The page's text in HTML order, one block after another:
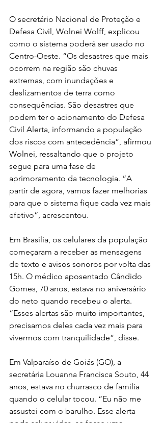
O secretário Nacional de Proteção e
Defesa Civil, Wolnei Wolff, explicou
como o sistema poderá ser usado no
Centro-Oeste. “Os desastres que mais
ocorrem na região são chuvas
extremas, com inundações e
deslizamentos de terra como
consequências. São desastres que
podem ter o acionamento do Defesa
Civil Alerta, informando a população
dos riscos com antecedência”, afirmou
Wolnei, ressaltando que o projeto
segue para uma fase de
aprimoramento da tecnologia. “A
partir de agora, vamos fazer melhorias
para que o sistema fique cada vez mais
efetivo”, acrescentou.
Em Brasília, os celulares da população
começaram a receber as mensagens
de texto e avisos sonoros por volta das
15h. O médico aposentado Cândido
Gomes, 70 anos, estava no aniversário
do neto quando recebeu o alerta.
“Esses alertas são muito importantes,
precisamos deles cada vez mais para
vivermos com tranquilidade”, disse.
Em Valparaíso de Goiás (GO), a
secretária Louanna Francisca Souto, 44
anos, estava no churrasco de família
quando o celular tocou. “Eu não me
assustei com o barulho. Esse alerta